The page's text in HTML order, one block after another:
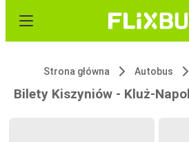
Strona główna Autobus
Bilety Kiszyniów - Kluż-